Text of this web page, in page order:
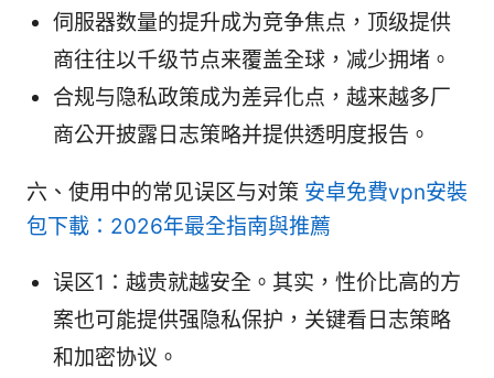
伺服器数量的提升成为竞争焦点，顶级提供
商往往以千级节点来覆盖全球，减少拥堵。
合规与隐私政策成为差异化点，越来越多厂
商公开披露日志策略并提供透明度报告。
六、使用中的常见误区与对策 安卓免費vpn安裝
包下載：2026年最全指南與推薦
误区1：越贵就越安全。其实，性价比高的方
案也可能提供强隐私保护，关键看日志策略
和加密协议。